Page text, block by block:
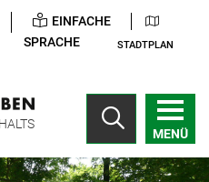
EINFACHE
SPRACHE
STADTPLAN
MENÜ